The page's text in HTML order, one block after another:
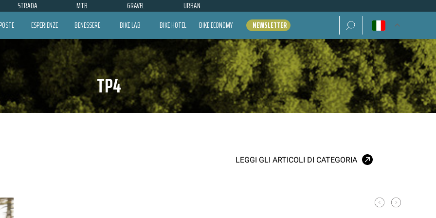
STRADA MTB GRAVEL URBAN
ESPERIENZE BENESSERE BIKE LAB BIKE HOTEL BIKE ECONOMY NEWSLETTER Ricerca per:
TP4
LEGGI GLI ARTICOLI DI CATEGORIA